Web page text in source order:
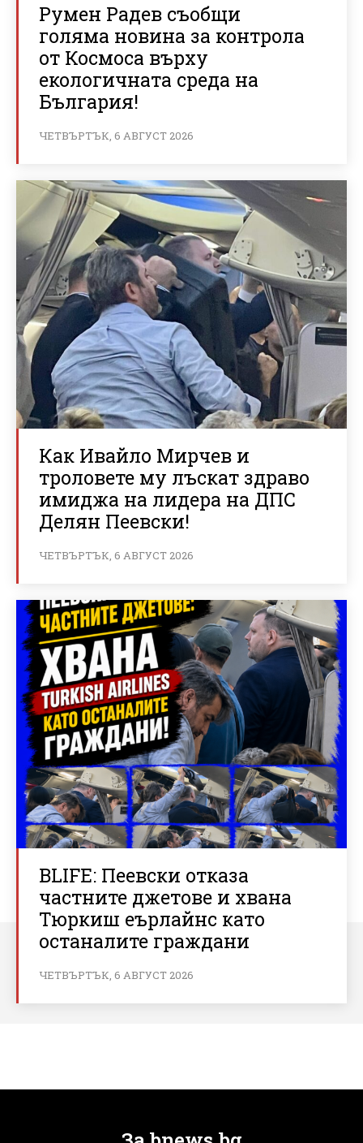
Румен Радев съобщи
голяма новина за контрола
от Космоса върху
екологичната среда на
България!
ЧЕТВЪРТЪК, 6 АВГУСТ 2026
Как Ивайло Мирчев и
троловете му лъскат здраво
имиджа на лидера на ДПС
Делян Пеевски!
ЧЕТВЪРТЪК, 6 АВГУСТ 2026
BLIFE: Пеевски отказа
частните джетове и хвана
Тюркиш еърлайнс като
останалите граждани
ЧЕТВЪРТЪК, 6 АВГУСТ 2026